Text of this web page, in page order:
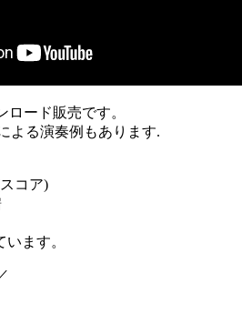
ロード販売です。
よる演奏例もあります.
コア)
ます。